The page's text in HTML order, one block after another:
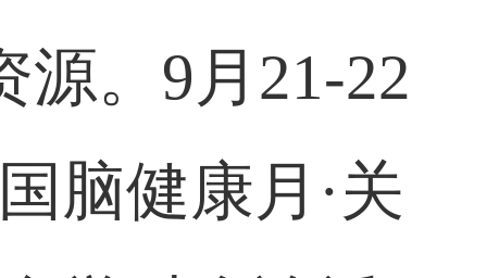
。9月21-22
脑健康月·关